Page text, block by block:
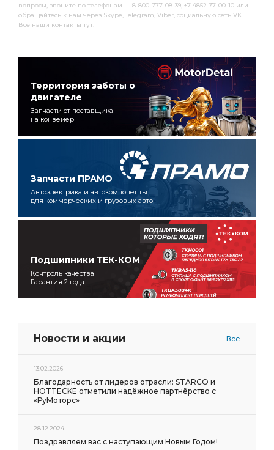
вопросы, звоните по телефонам — 8-800-777-08-39, +7 4852 77-00-10 или
обращайтесь к нам через Skype, Telegram, Viber, социальную сеть VK.
Все наши контакты тут.
Территория заботы о
двигателе
Запчасти от поставщика
на конвейер
Запчасти ПРАМО
Автоэлектрика и автокомпоненты
для коммерческих и грузовых авто
Подшипники ТЕК-КОМ
Контроль качества
Гарантия 2 года
Новости и акции Все
13.02.2026
Благодарность от лидеров отрасли: STARCO и
HOTTECKE отметили надёжное партнёрство с
«РуМоторс»
28.12.2024
Поздравляем вас с наступающим Новым Годом!